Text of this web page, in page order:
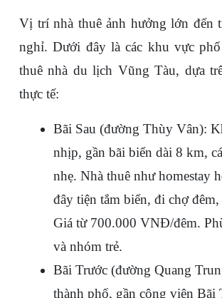
Vị trí nhà thuê ảnh hưởng lớn đến
nghỉ. Dưới đây là các khu vực
thuê nhà du lịch Vũng Tàu, dựa
thực tế:
Bãi Sau (đường Thùy Vân):
nhịp, gần bãi biển dài 8 km,
nhẹ. Nhà thuê như homestay
đây tiện tắm biển, đi chợ đêm,
Giá từ 700.000 VNĐ/đêm.
và nhóm trẻ.
Bãi Trước (đường Quang
thành phố, gần công viên Bãi